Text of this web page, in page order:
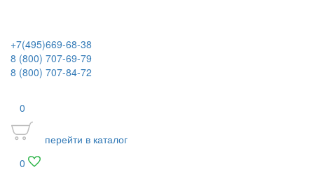
+7(495)669-68-38
8 (800) 707-69-79
8 (800) 707-84-72
0
перейти в каталог
0